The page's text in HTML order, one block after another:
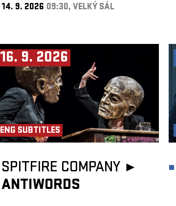
14. 9. 2026 09:30, VELKÝ SÁL
16. 9. 2026
ENG SUBTITLES
SPITFIRE COMPANY ►
ANTIWORDS